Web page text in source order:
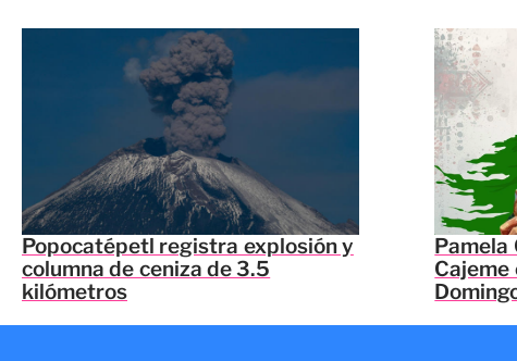
Popocatépetl registra explosión y
columna de ceniza de 3.5
kilómetros
Pamela
Cajeme